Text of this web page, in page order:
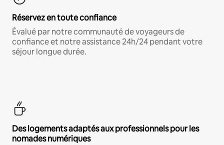
Réservez en toute confiance
Évalué par notre communauté de voyageurs de
confiance et notre assistance 24h/24 pendant votre
séjour longue durée.
Des logements adaptés aux professionnels pour les
nomades numériques